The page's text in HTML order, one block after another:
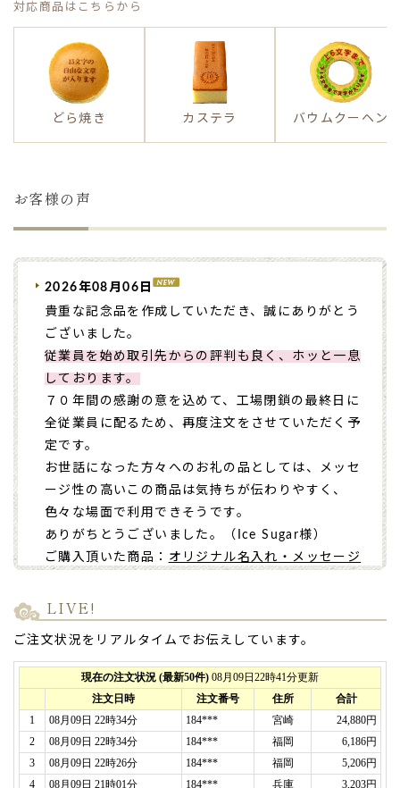
対応商品はこちらから
どら焼き カステラ バウムクーヘン
お客様の声
2026年08月06日
貴重な記念品を作成していただき、誠にありがとう
ございました。
従業員を始め取引先からの評判も良く、ホッと一息
しております。
７０年間の感謝の意を込めて、工場閉鎖の最終日に
全従業員に配るため、再度注文をさせていただく予
定です。
お世話になった方々へのお礼の品としては、メッセ
ージ性の高いこの商品は気持ちが伝わりやすく、
色々な場面で利用できそうです。
ありがちとうございました。（Ice Sugar様）
ご購入頂いた商品： オリジナル名入れ・メッセージ
個入り）
2026年08月01日
義父の米寿記念で利用しました。
「バームクーヘン」を親戚全員に、「カステラ」は
義父と義母に。
メッセージ入りのお菓子はインパクトがあり、開け
た時に大盛り上がり！
味もしっかり美味しくて、こちらで頼んで良かった
LIVE!
ご注文状況をリアルタイムでお伝えしています。